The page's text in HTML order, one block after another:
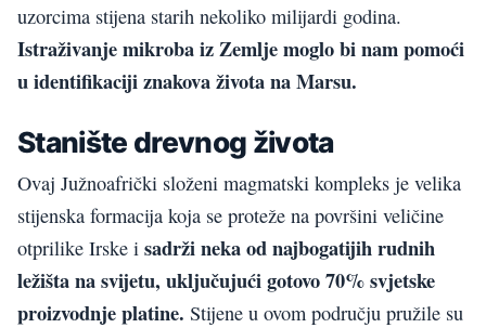
uzorcima stijena starih nekoliko milijardi godina.
Istraživanje mikroba iz Zemlje moglo bi nam pomoći
u identifikaciji znakova života na Marsu.
Stanište drevnog života
Ovaj Južnoafrički složeni magmatski kompleks je velika
stijenska formacija koja se proteže na površini veličine
otprilike Irske i sadrži neka od najbogatijih rudnih
ležišta na svijetu, uključujući gotovo 70% svjetske
proizvodnje platine. Stijene u ovom području pružile su